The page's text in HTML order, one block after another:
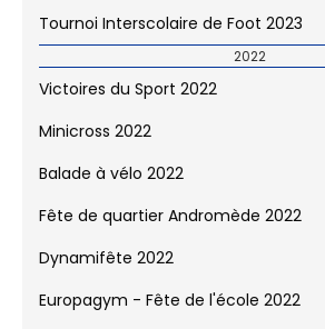
Tournoi Interscolaire de Foot 2023
2022
Victoires du Sport 2022
Minicross 2022
Balade à vélo 2022
Fête de quartier Andromède 2022
Dynamifête 2022
Europagym - Fête de l'école 2022